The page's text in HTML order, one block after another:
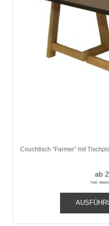
Couchtisch “Farmer” mit
ab
*inkl.